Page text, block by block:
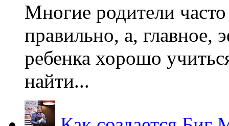
Многие родители
правильно, а, главное,
ребенка хорошо
найти...